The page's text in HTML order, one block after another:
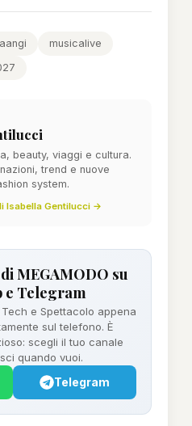
musicalive
beauty, viaggi e cultura.
trend e nuove
system.
Isabella Gentilucci →
MEGAMODO su
e Telegram
e Spettacolo appena
sul telefono. È
scegli il tuo canale
quando vuoi.
Telegram